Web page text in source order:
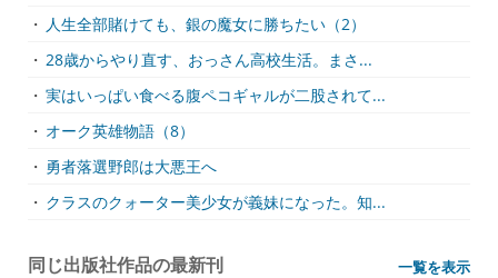
・ 人生全部賭けても、銀の魔女に勝ちたい（2）
・ 28歳からやり直す、おっさん高校生活。まさ...
・ 実はいっぱい食べる腹ペコギャルが二股されて...
・ オーク英雄物語（8）
・ 勇者落選野郎は大悪王へ
・ クラスのクォーター美少女が義妹になった。知...
同じ出版社作品の最新刊 一覧を表示